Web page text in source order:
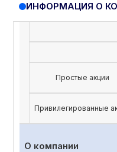
ИНФОРМАЦИЯ О
Простые акции
Привилегированные
О компании